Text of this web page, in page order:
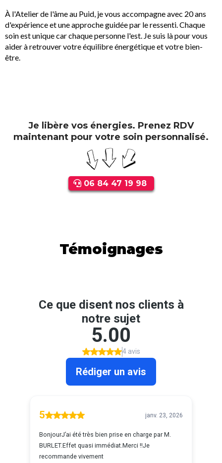
À l'Atelier de l'âme au Puid, je vous accompagne avec 20 ans
d'expérience et une approche guidée par le ressenti. Chaque
soin est unique car chaque personne l'est. Je suis là pour vous
aider à retrouver votre équilibre énergétique et votre bien-
être.
Je libère vos énergies. Prenez RDV
maintenant pour votre soin personnalisé.
06 84 47 19 98
Témoignages